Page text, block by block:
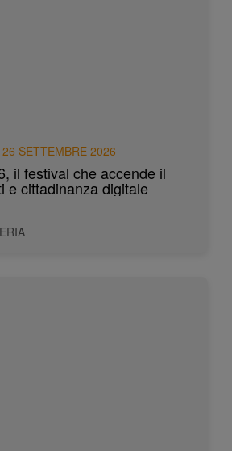
SETTEMBRE 2026
il festival che accende il
e cittadinanza digitale